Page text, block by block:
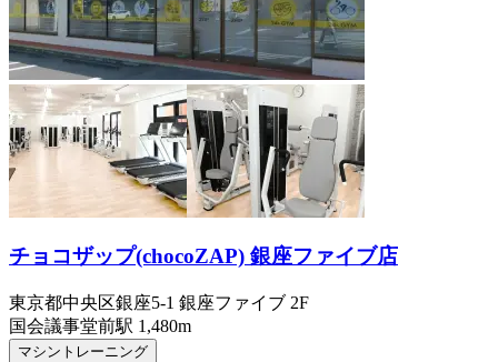
チョコザップ(chocoZAP) 銀座ファイブ店
東京都中央区銀座5-1 銀座ファイブ 2F
国会議事堂前駅 1,480m
マシントレーニング